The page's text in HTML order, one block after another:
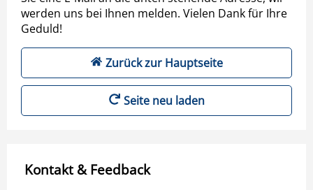
werden uns bei Ihnen melden. Vielen Dank für Ihre
Geduld!
Zurück zur Hauptseite
Seite neu laden
Kontakt & Feedback